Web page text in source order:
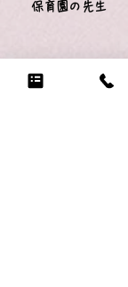
保育園の先生
Q19. もし今